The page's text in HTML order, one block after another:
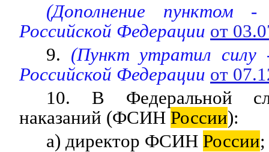
(Дополнение пунктом
Российской Федерации от
9. (Пункт утратил
Российской Федерации от
10. В Федеральной
наказаний (ФСИН России):
а) директор ФСИН России;